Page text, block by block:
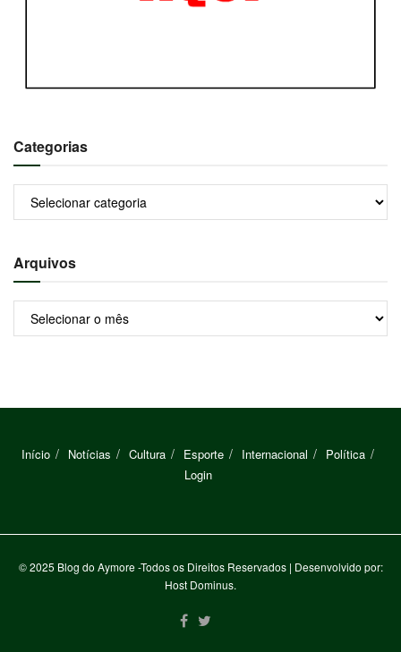
Categorias
Arquivos
Início Notícias Cultura Esporte Internacional
Política
Login
© 2025 Blog do Aymore-Todos os Direitos Reservados | Desenvolvido por:
Host Dominus.